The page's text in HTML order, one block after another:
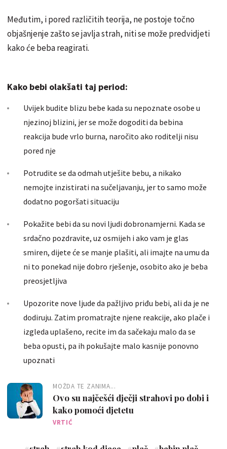
Međutim, i pored različitih teorija, ne postoje točno
objašnjenje zašto se javlja strah, niti se može predvidjeti
kako će beba reagirati.
Kako bebi olakšati taj period:
Uvijek budite blizu bebe kada su nepoznate osobe u
njezinoj blizini, jer se može dogoditi da bebina
reakcija bude vrlo burna, naročito ako roditelji nisu
pored nje
Potrudite se da odmah utješite bebu, a nikako
nemojte inzistirati na sučeljavanju, jer to samo može
dodatno pogoršati situaciju
Pokažite bebi da su novi ljudi dobronamjerni. Kada se
srdačno pozdravite, uz osmijeh i ako vam je glas
smiren, dijete će se manje plašiti, ali imajte na umu da
ni to ponekad nije dobro rješenje, osobito ako je beba
preosjetljiva
Upozorite nove ljude da pažljivo priđu bebi, ali da je ne
dodiruju. Zatim promatrajte njene reakcije, ako plače i
izgleda uplašeno, recite im da sačekaju malo da se
beba opusti, pa ih pokušajte malo kasnije ponovno
upoznati
MOŽDA TE ZANIMA...
Ovo su najčešći dječji strahovi po dobi i
kako pomoći djetetu
VRTIĆ